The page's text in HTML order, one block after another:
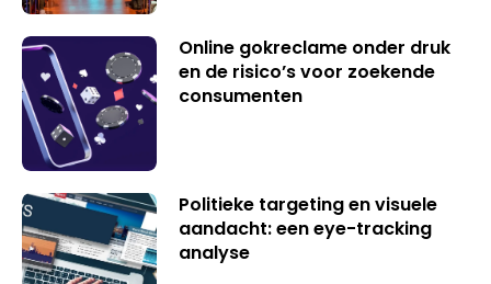
Online gokreclame onder druk
en de risico’s voor zoekende
consumenten
Politieke targeting en visuele
aandacht: een eye-tracking
analyse